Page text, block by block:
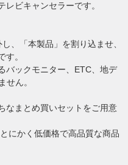
ビキャンセラーです。
、「本製品」を割り込ませ、
す。
バックモニター、ETC、地デ
せん。
なまとめ買いセットをご用意
にかく低価格で高品質な商品